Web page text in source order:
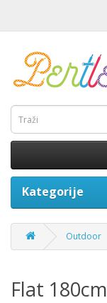
Kategorije
Outdoor
Flat 180cm